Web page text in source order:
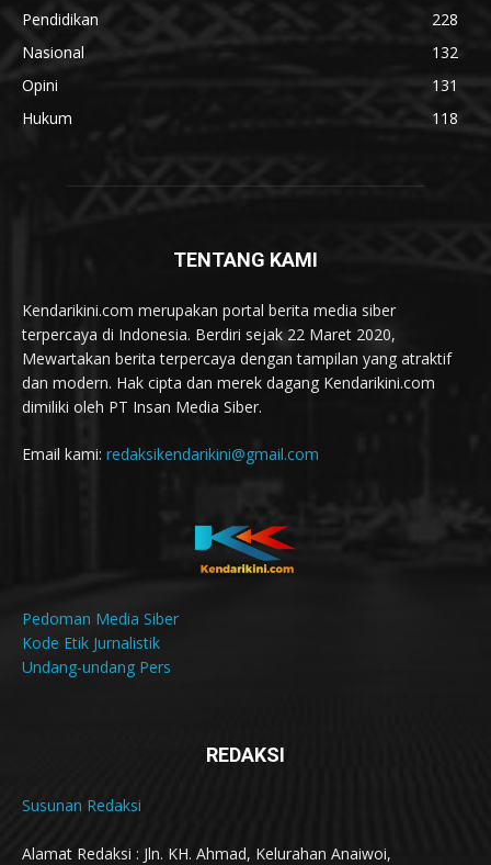
Pendidikan
228
Nasional
132
Opini
131
Hukum
118
TENTANG KAMI
Kendarikini.com merupakan portal berita media siber
terpercaya di Indonesia. Berdiri sejak 22 Maret 2020,
Mewartakan berita terpercaya dengan tampilan yang atraktif
dan modern. Hak cipta dan merek dagang Kendarikini.com
dimiliki oleh PT Insan Media Siber.
Email kami: redaksikendarikini@gmail.com
Pedoman Media Siber
Kode Etik Jurnalistik
Undang-undang Pers
REDAKSI
Susunan Redaksi
Alamat Redaksi : Jln. KH. Ahmad, Kelurahan Anaiwoi,